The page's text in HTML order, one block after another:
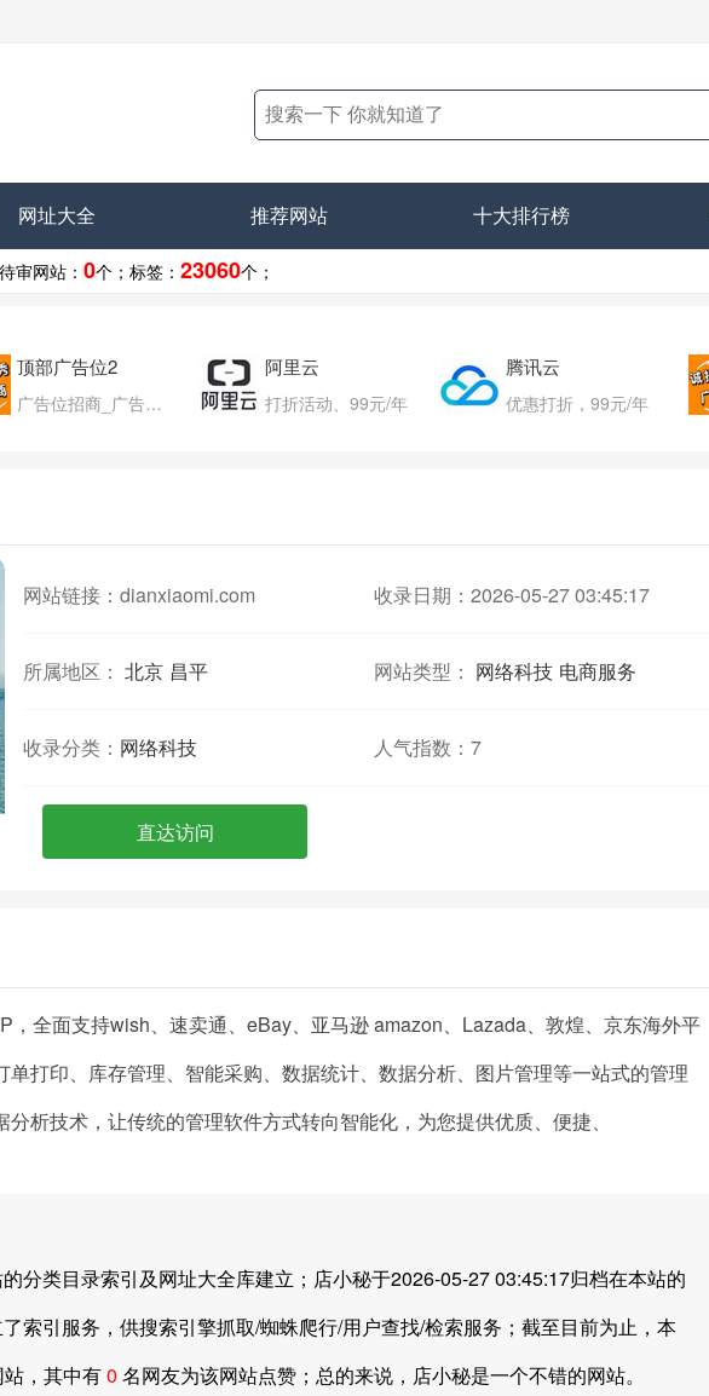
网址大全 推荐网站 十大排行榜
待审网站： 0个； 标签： 23060个；
顶部广告位2
广告位招商_广告位待售
阿里云
打折活动、99元/年
腾讯云
优惠打折，99元/年
网站链接： dianxiaomi.com 收录日期：2026-05-27 03:45:17
所属地区： 北京 昌平 网站类型： 网络科技 电商服务
收录分类： 网络科技 人气指数： 7
直达访问
，全面支持wish、速卖通、eBay、亚马逊 amazon、Lazada、敦煌、京东海外平
打印、库存管理、智能采购、数据统计、数据分析、图片管理等一站式的管理
析技术，让传统的管理软件方式转向智能化，为您提供优质、便捷、
类目录索引及网址大全库建立；店小秘于2026-05-27 03:45:17归档在本站的
索引服务，供搜索引擎抓取/蜘蛛爬行/用户查找/检索服务；截至目前为止，本
，其中有0 名网友为该网站点赞；总的来说，店小秘是一个不错的网站。